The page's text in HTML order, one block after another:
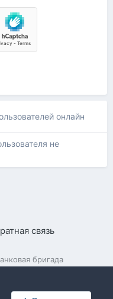
онлайн
не
связь
бригада